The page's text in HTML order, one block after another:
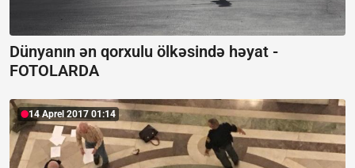
Dünyanın ən qorxulu ölkəsində həyat -
FOTOLARDA
14 Aprel 2017 01:14